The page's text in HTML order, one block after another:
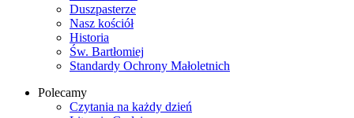
Duszpasterze
Nasz kościół
Historia
Św. Bartłomiej
Standardy Ochrony Małoletnich
Polecamy
Czytania na każdy dzień